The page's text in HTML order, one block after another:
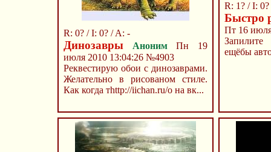
R: 0? / I: 0? / A: -
Динозавры АнонимПн 19
июля 2010 13:04:26 №4903
Реквестирую обои с динозаврами.
Желательно в рисованом стиле.
Как когда тhttp://iichan.ru/о на вк...
R: 1? / I:
Быстро
Пт 16
ещёбы